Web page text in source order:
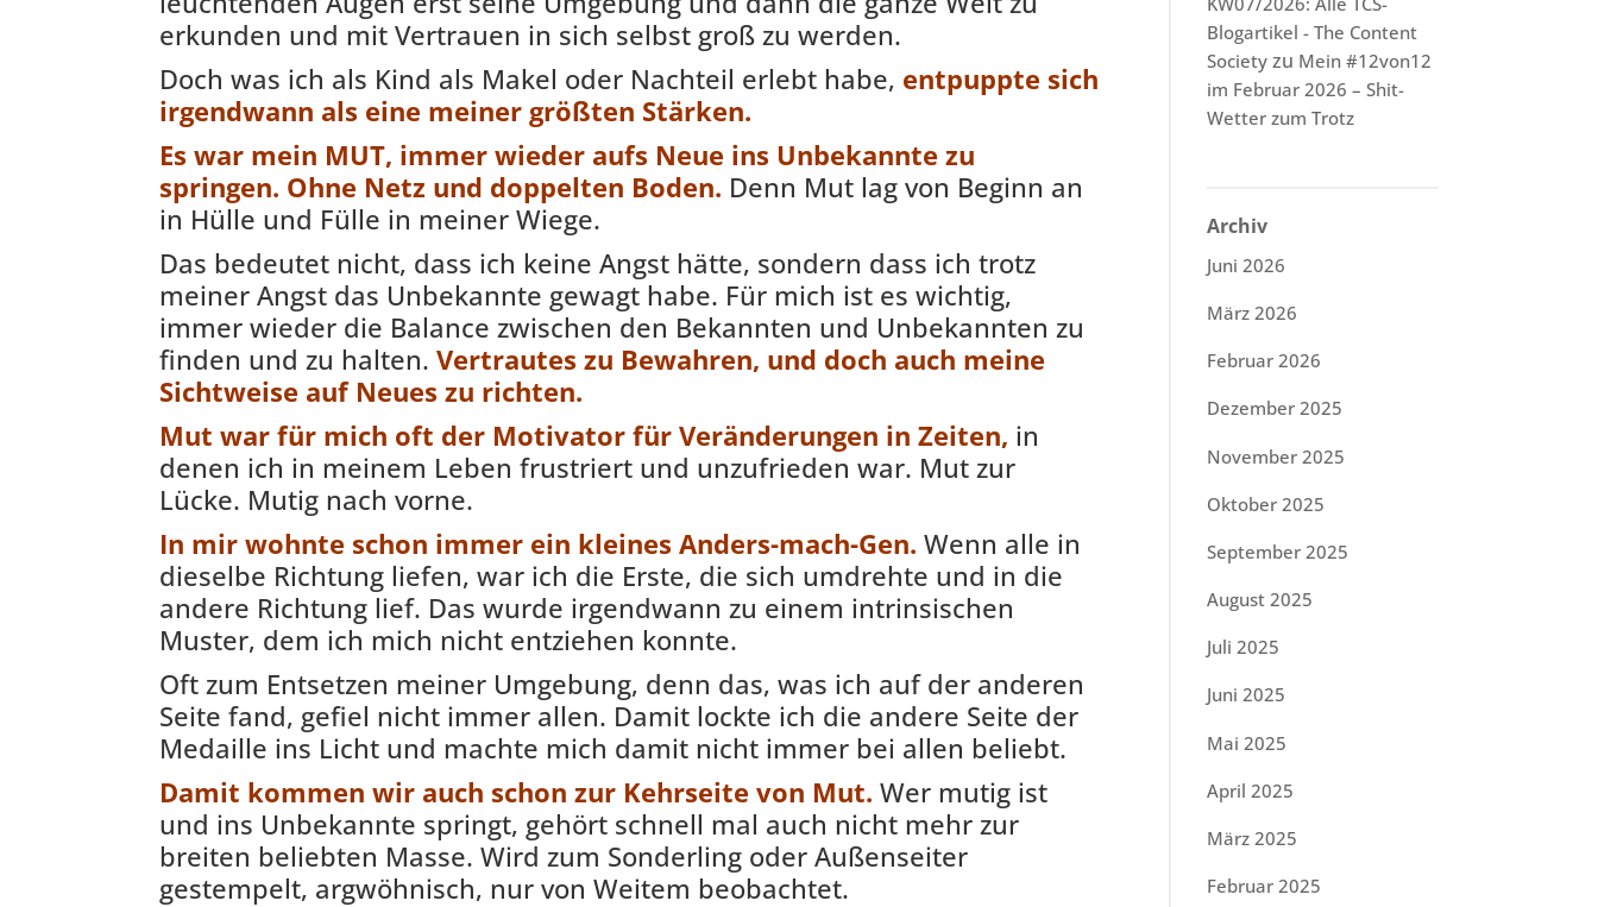
erkunden und mit Vertrauen in sich selbst groß zu werden.
Doch was ich als Kind als Makel oder Nachteil erlebt habe, entpuppte sich
irgendwann als eine meiner größten Stärken.
Es war mein MUT, immer wieder aufs Neue ins Unbekannte zu
springen. Ohne Netz und doppelten Boden. Denn Mut lag von Beginn an
in Hülle und Fülle in meiner Wiege.
Das bedeutet nicht, dass ich keine Angst hätte, sondern dass ich trotz
meiner Angst das Unbekannte gewagt habe. Für mich ist es wichtig,
immer wieder die Balance zwischen den Bekannten und Unbekannten zu
finden und zu halten.Vertrautes zu Bewahren, und doch auch meine
Sichtweise auf Neues zu richten.
Mut war für mich oft der Motivator für Veränderungen in Zeiten, in
denen ich in meinem Leben frustriert und unzufrieden war. Mut zur
Lücke. Mutig nach vorne.
In mir wohnte schon immer ein kleines Anders-mach-Gen. Wenn alle in
dieselbe Richtung liefen, war ich die Erste, die sich umdrehte und in die
andere Richtung lief. Das wurde irgendwann zu einem intrinsischen
Muster, dem ich mich nicht entziehen konnte.
Oft zum Entsetzen meiner Umgebung, denn das, was ich auf der anderen
Seite fand, gefiel nicht immer allen. Damit lockte ich die andere Seite der
Medaille ins Licht und machte mich damit nicht immer bei allen beliebt.
Damit kommen wir auch schon zur Kehrseite von Mut. Wer mutig ist
und ins Unbekannte springt, gehört schnell mal auch nicht mehr zur
breiten beliebten Masse. Wird zum Sonderling oder Außenseiter
gestempelt, argwöhnisch, nur von Weitem beobachtet.
Blogartikel - The Content
Society zu Mein #12von12
im Februar 2026 – Shit-
Wetter zum Trotz
Archiv
Juni 2026
März 2026
Februar 2026
Dezember 2025
November 2025
Oktober 2025
September 2025
August 2025
Juli 2025
Juni 2025
Mai 2025
April 2025
März 2025
Februar 2025